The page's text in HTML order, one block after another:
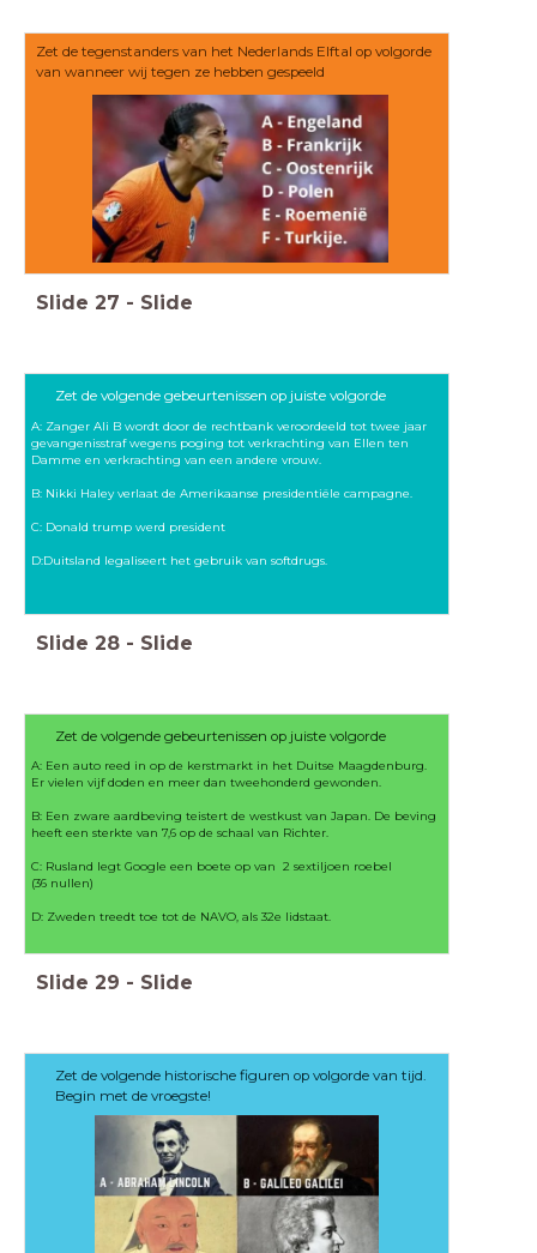
Zet de tegenstanders van het Nederlands Elftal op volgorde
van wanneer wij tegen ze hebben gespeeld
Slide 27 - Slide
Zet de volgende gebeurtenissen op juiste volgorde
A: Zanger Ali B wordt door de rechtbank veroordeeld tot twee jaar
gevangenisstraf wegens poging tot verkrachting van Ellen ten
Damme en verkrachting van een andere vrouw.
B: Nikki Haley verlaat de Amerikaanse presidentiële campagne.
C: Donald trump werd president
D:Duitsland legaliseert het gebruik van softdrugs.
Slide 28 - Slide
Zet de volgende gebeurtenissen op juiste volgorde
A: Een auto reed in op de kerstmarkt in het Duitse Maagdenburg.
Er vielen vijf doden en meer dan tweehonderd gewonden.
B: Een zware aardbeving teistert de westkust van Japan. De beving
heeft een sterkte van 7,6 op de schaal van Richter.
C: Rusland legt Google een boete op van 2 sextiljoen roebel
(36 nullen)
D: Zweden treedt toe tot de NAVO, als 32e lidstaat.
Slide 29 - Slide
Zet de volgende historische figuren op volgorde van tijd.
Begin met de vroegste!